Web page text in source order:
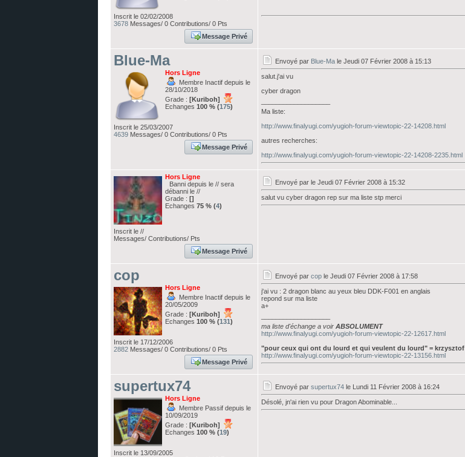
Inscrit le 02/02/2008
3678 Messages/ 0 Contributions/ 0 Pts
Message Privé
Blue-Ma
Hors Ligne
Membre Inactif depuis le
28/10/2018
Grade : [Kuriboh]
Echanges 100 % (175)
Inscrit le 25/03/2007
4639 Messages/ 0 Contributions/ 0 Pts
Message Privé
Envoyé par Blue-Ma le Jeudi 07 Février 2008 à 15:13
salut.j'ai vu
cyber dragon
Ma liste:
http://www.finalyugi.com/yugioh-forum-viewtopic-22-14208.html
autres recherches:
http://www.finalyugi.com/yugioh-forum-viewtopic-22-14208-2235.html
Hors Ligne
Banni depuis le // sera
débanni le //
Grade : []
Echanges 75 % (4)
Inscrit le //
Messages/ Contributions/ Pts
Message Privé
Envoyé par le Jeudi 07 Février 2008 à 15:32
salut vu cyber dragon rep sur ma liste stp merci
cop
Hors Ligne
Membre Inactif depuis le
20/05/2009
Grade : [Kuriboh]
Echanges 100 % (131)
Inscrit le 17/12/2006
2882 Messages/ 0 Contributions/ 0 Pts
Message Privé
Envoyé par cop le Jeudi 07 Février 2008 à 17:58
j'ai vu : 2 dragon blanc au yeux bleu DDK-F001 en anglais
repond sur ma liste
a+
ma liste d'échange a voir ABSOLUMENT
http://www.finalyugi.com/yugioh-forum-viewtopic-22-12617.html
"pour ceux qui ont du lourd et qui veulent du lourd" = krzysztof
http://www.finalyugi.com/yugioh-forum-viewtopic-22-13156.html
supertux74
Hors Ligne
Membre Passif depuis le
10/09/2019
Grade : [Kuriboh]
Echanges 100 % (19)
Inscrit le 13/09/2005
Envoyé par supertux74 le Lundi 11 Février 2008 à 16:24
Désolé, jn'ai rien vu pour Dragon Abominable...